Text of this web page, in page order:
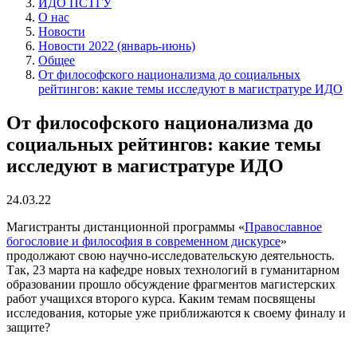
О нас
Новости
Новости 2022 (январь-июнь)
Общее
От философского национализма до социальных
рейтингов: какие темы исследуют в магистратуре ИДО
От философского национализма до
социальных рейтингов: какие темы
исследуют в магистратуре ИДО
24.03.22
Магистранты дистанционной программы «Православное
богословие и философия в современном дискурсе»
продолжают свою научно-исследовательскую деятельность.
Так, 23 марта на кафедре новых технологий в гуманитарном
образовании прошло обсуждение фрагментов магистерских
работ учащихся второго курса. Каким темам посвящены
исследования, которые уже приближаются к своему финалу и
защите?